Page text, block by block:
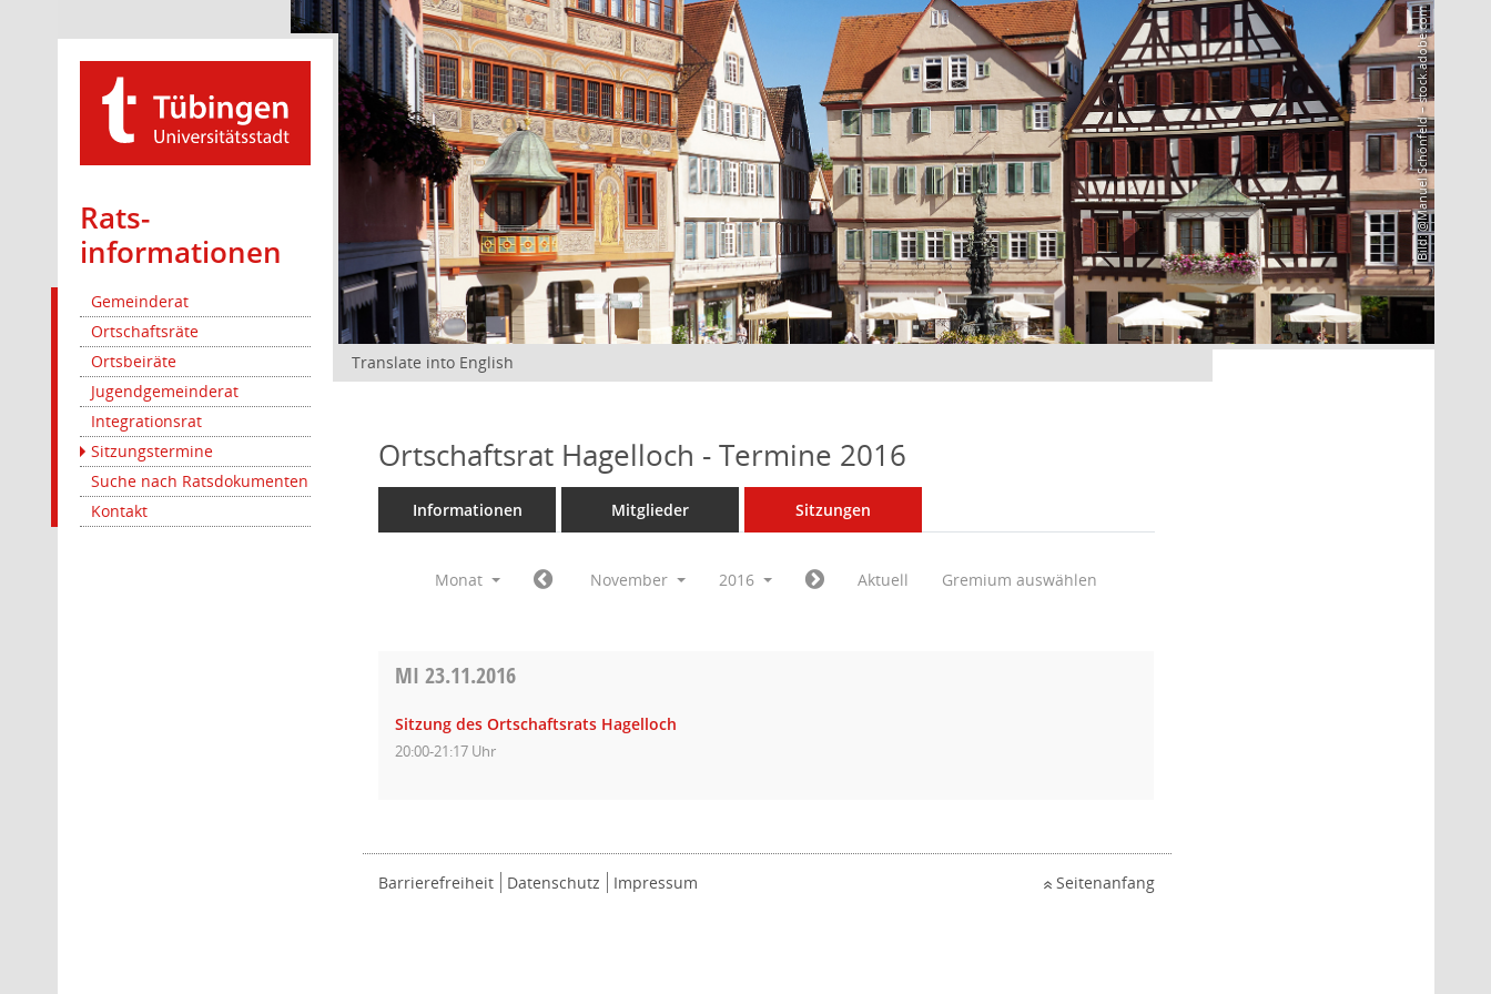
Rats­
informationen
Gemeinderat
Ortschaftsräte
Ortsbeiräte
Jugendgemeinderat
Integrationsrat
Sitzungstermine
Suche nach Ratsdokumenten
Kontakt
Bild: @Manuel Schönfeld – stock.adobe.com
Translate into English
Ortschaftsrat Hagelloch - Termine 2016
Informationen Mitglieder Sitzungen
Monat November 2016 Aktuell Gremium auswählen
MI23.11.2016
Sitzung des Ortschaftsrats Hagelloch
20:00-21:17 Uhr
Barrierefreiheit Datenschutz Impressum Seitenanfang